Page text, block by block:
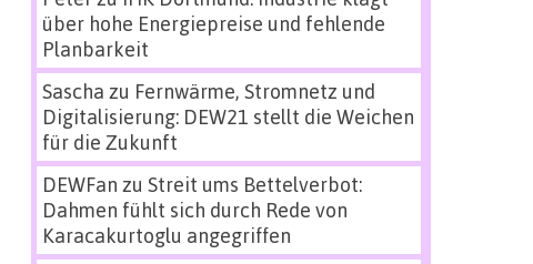
über hohe Energiepreise und fehlende
Planbarkeit
Sascha zu Fernwärme, Stromnetz und
Digitalisierung: DEW21 stellt die Weichen
für die Zukunft
DEWFan zu Streit ums Bettelverbot:
Dahmen fühlt sich durch Rede von
Karacakurtoglu angegriffen